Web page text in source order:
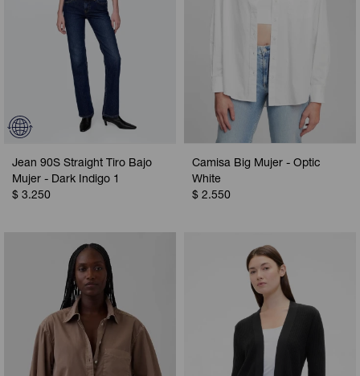
Jean 90S Straight Tiro Bajo
Mujer - Dark Indigo 1
$ 3.250
Camisa Big Mujer - Optic
White
$ 2.550